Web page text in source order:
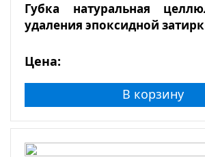
Губка натуральная
удаления эпоксидной
Цена:
В корзину